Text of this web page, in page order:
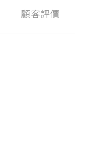
顧客評價